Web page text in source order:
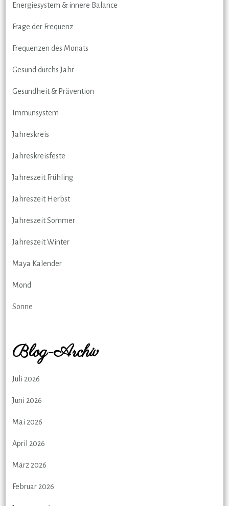
Energiesystem & innere Balance
Frage der Frequenz
Frequenzen des Monats
Gesund durchs Jahr
Gesundheit & Prävention
Immunsystem
Jahreskreis
Jahreskreisfeste
Jahreszeit Frühling
Jahreszeit Herbst
Jahreszeit Sommer
Jahreszeit Winter
Maya Kalender
Mond
Sonne
Blog-Archiv
Juli 2026
Juni 2026
Mai 2026
April 2026
März 2026
Februar 2026